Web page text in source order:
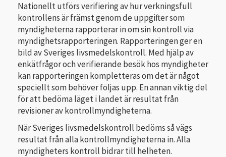
Nationellt utförs verifiering av hur verkningsfull
kontrollens är främst genom de uppgifter som
myndigheterna rapporterar in om sin kontroll via
myndighetsrapporteringen. Rapporteringen ger en
bild av Sveriges livsmedelskontroll. Med hjälp av
enkätfrågor och verifierande besök hos myndigheter
kan rapporteringen kompletteras om det är något
speciellt som behöver följas upp. En annan viktig del
för att bedöma läget i landet är resultat från
revisioner av kontrollmyndigheterna.
När Sveriges livsmedelskontroll bedöms så vägs
resultat från alla kontrollmyndigheterna in. Alla
myndigheters kontroll bidrar till helheten.